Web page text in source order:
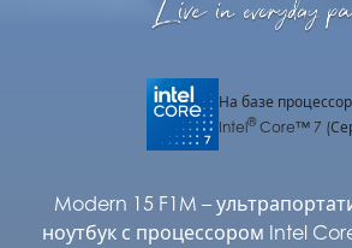
На базе
Intel®Core™ 7
Modern 15 F1M –
ноутбук с процессором Intel